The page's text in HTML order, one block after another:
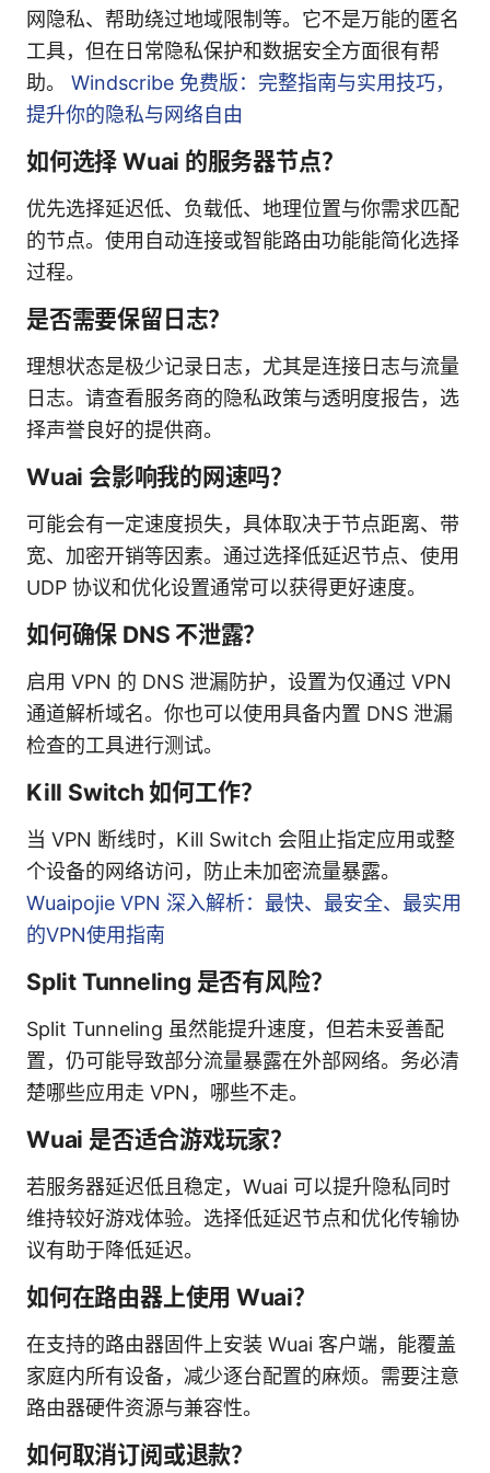
网隐私、帮助绕过地域限制等。它不是万能的匿名
工具，但在日常隐私保护和数据安全方面很有帮
助。 Windscribe 免费版：完整指南与实用技巧，
提升你的隐私与网络自由
如何选择 Wuai 的服务器节点？
优先选择延迟低、负载低、地理位置与你需求匹配
的节点。使用自动连接或智能路由功能能简化选择
过程。
是否需要保留日志？
理想状态是极少记录日志，尤其是连接日志与流量
日志。请查看服务商的隐私政策与透明度报告，选
择声誉良好的提供商。
Wuai 会影响我的网速吗？
可能会有一定速度损失，具体取决于节点距离、带
宽、加密开销等因素。通过选择低延迟节点、使用
UDP 协议和优化设置通常可以获得更好速度。
如何确保 DNS 不泄露？
启用 VPN 的 DNS 泄漏防护，设置为仅通过 VPN
通道解析域名。你也可以使用具备内置 DNS 泄漏
检查的工具进行测试。
Kill Switch 如何工作？
当 VPN 断线时，Kill Switch 会阻止指定应用或整
个设备的网络访问，防止未加密流量暴露。
Wuaipojie VPN 深入解析：最快、最安全、最实用
的VPN使用指南
Split Tunneling 是否有风险？
Split Tunneling 虽然能提升速度，但若未妥善配
置，仍可能导致部分流量暴露在外部网络。务必清
楚哪些应用走 VPN，哪些不走。
Wuai 是否适合游戏玩家？
若服务器延迟低且稳定，Wuai 可以提升隐私同时
维持较好游戏体验。选择低延迟节点和优化传输协
议有助于降低延迟。
如何在路由器上使用 Wuai？
在支持的路由器固件上安装 Wuai 客户端，能覆盖
家庭内所有设备，减少逐台配置的麻烦。需要注意
路由器硬件资源与兼容性。
如何取消订阅或退款？